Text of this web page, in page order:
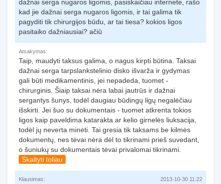
dažnai serga nugaros ligomis, pasiskaičiau internete, rašo
kad jie dažnai serga nugaros ligomis, ir tai galima tik
pagyditi tik chirurgijos būdu, ar tai tiesa? kokios ligos
pasitaiko dažniausiai? ačiū
Atsakymas:
Taip, maudyti taksus galima, o nagus kirpti būtina. Taksai
dažnai serga tarpslankstelinio disko išvarža ir gydymas
gali būti medikamentinis, jei nepadeda, tuomet -
chirurginis. Šiaip taksai nėra labai jautrūs ir dažnai
sergantys šunys, todėl daugiau būdingų ligų negalėčiau
išskirti. Jei šuo su dokumentais - tuomet atkrenta tokios
ligos kaip paveldima katarakta ar kelio girnelės liuksacija,
todėl jų neverta minėti. Tai gresia tik taksams be kilmės
dokumentų, nes tėvai nėra dėl to tikrinami prieš suvedant,
o šuniukų su dokumentais tėvai privalomai tikrinami.
Skaityti toliau
Klausimas: 2013-10-30 11:22